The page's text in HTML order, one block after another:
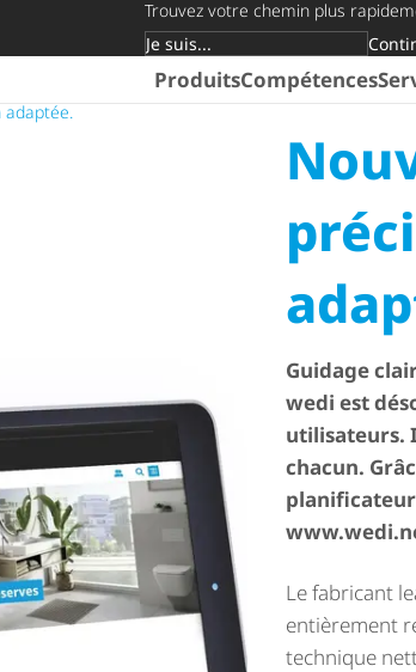
Trouvez votre chemin plus
Groupe cible
ProduitsCompétences
adaptée.
Guidage
wedi est
utilisateurs.
chacun.
Le fabricant
entièrement
technique